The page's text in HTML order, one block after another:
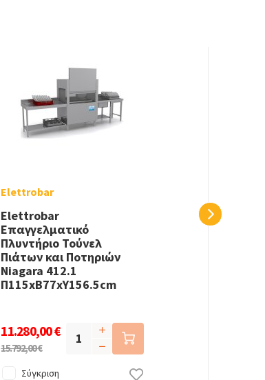
Elettrobar
Elettrobar
Επαγγελματικό
Πλυντήριο Τούνελ
Πιάτων και Ποτηριών
Niagara 412.1
Π115xΒ77xΥ156.5cm
11.280,00 €
15.792,00 €
Σύγκριση